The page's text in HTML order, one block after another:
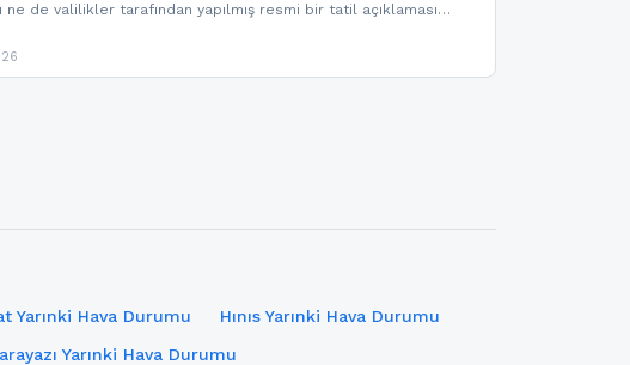
ne de valilikler tarafından yapılmış resmi bir tatil açıklaması
En hızlı şekilde haberdar olmak için sitemizi takip edebilir ve
Yarınki Hava Durumu
Hınıs Yarınki Hava Durumu
Yarınki Hava Durumu